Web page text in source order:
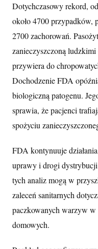
Dotychczasowy rekord,
około 4700 przypadków,
2700 zachorowań.
zanieczyszczoną
przywiera do
Dochodzenie FDA
biologiczną patogenu.
sprawia, że pacjenci
spożyciu
FDA kontynuuje
uprawy i drogi
tych analiz mogą w
zaleceń sanitarnych
paczkowanych warzyw w
domowych.